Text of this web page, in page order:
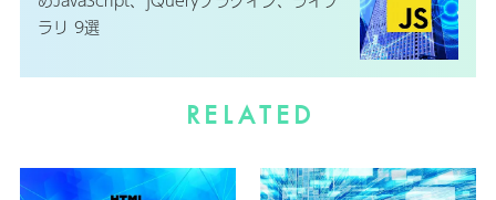
ラリ 9選
RELATED